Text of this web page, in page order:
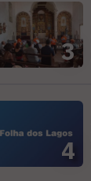
3
4